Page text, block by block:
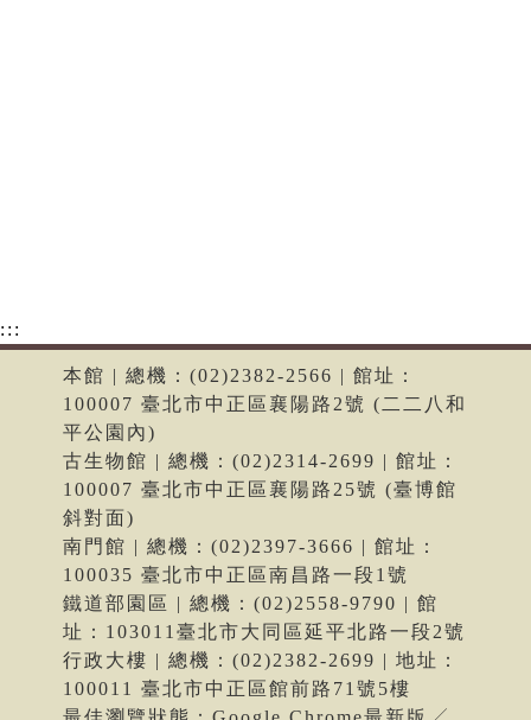
:::
本館 | 總機：(02)2382-2566 | 館址：
100007 臺北市中正區襄陽路2號 (二二八和
平公園內)
古生物館 | 總機：(02)2314-2699 | 館址：
100007 臺北市中正區襄陽路25號 (臺博館
斜對面)
南門館 | 總機：(02)2397-3666 | 館址：
100035 臺北市中正區南昌路一段1號
鐵道部園區 | 總機：(02)2558-9790 | 館
址：103011臺北市大同區延平北路一段2號
行政大樓 | 總機：(02)2382-2699 | 地址：
100011 臺北市中正區館前路71號5樓